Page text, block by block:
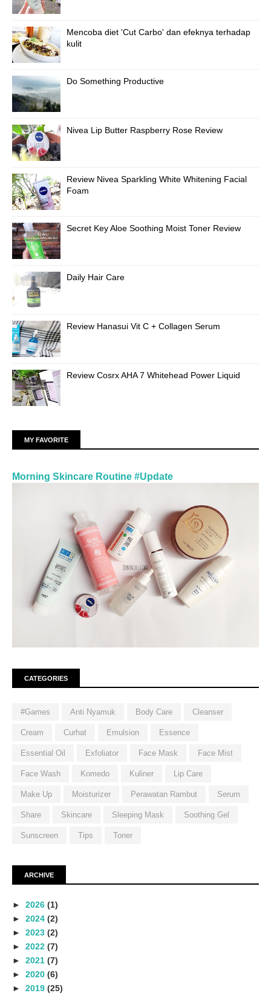
Mencoba diet 'Cut Carbo' dan efeknya terhadap
kulit
Do Something Productive
Nivea Lip Butter Raspberry Rose Review
Review Nivea Sparkling White Whitening Facial
Foam
Secret Key Aloe Soothing Moist Toner Review
Daily Hair Care
Review Hanasui Vit C + Collagen Serum
Review Cosrx AHA 7 Whitehead Power Liquid
MY FAVORITE
Morning Skincare Routine #Update
CATEGORIES
#Games Anti Nyamuk Body Care Cleanser
Cream Curhat Emulsion Essence
Essential Oil Exfoliator Face Mask Face Mist
Face Wash Komedo Kuliner Lip Care
Make Up Moisturizer Perawatan Rambut Serum
Share Skincare Sleeping Mask Soothing Gel
Sunscreen Tips Toner
ARCHIVE
► 2026 (1)
► 2024 (2)
► 2023 (2)
► 2022 (7)
► 2021 (7)
► 2020 (6)
► 2019 (25)